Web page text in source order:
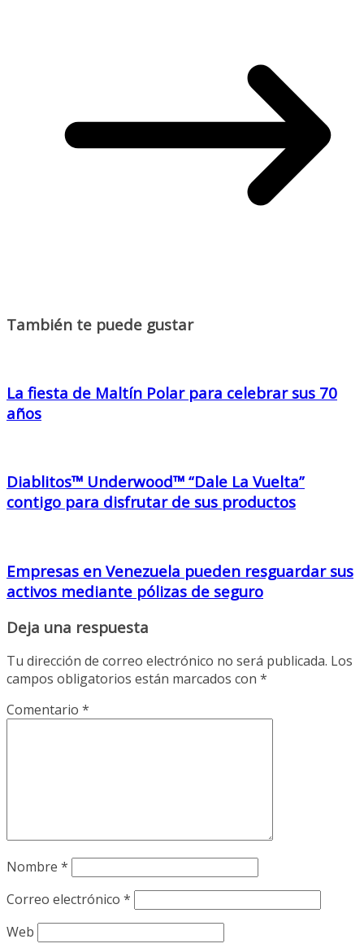
También te puede gustar
La fiesta de Maltín Polar para celebrar sus 70
años
Diablitos™ Underwood™ “Dale La Vuelta”
contigo para disfrutar de sus productos
Empresas en Venezuela pueden resguardar sus
activos mediante pólizas de seguro
Deja una respuesta
Tu dirección de correo electrónico no será publicada. Los
campos obligatorios están marcados con *
Comentario *
Nombre *
Correo electrónico *
Web